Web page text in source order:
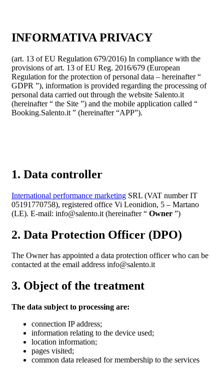
INFORMATIVA PRIVACY
(art. 13 of EU Regulation 679/2016) In compliance with the
provisions of art. 13 of EU Reg. 2016/679 (European
Regulation for the protection of personal data – hereinafter “
GDPR ”), information is provided regarding the processing of
personal data carried out through the website Salento.it
(hereinafter “ the Site ”) and the mobile application called “
Booking.Salento.it ” (hereinafter “APP”).
1. Data controller
International performance marketing SRL (VAT number IT
05191770758), registered office Vi Leonidion, 5 – Martano
(LE). E-mail: info@salento.it (hereinafter “ Owner ”)
2. Data Protection Officer (DPO)
The Owner has appointed a data protection officer who can be
contacted at the email address info@salento.it
3. Object of the treatment
The data subject to processing are:
connection IP address;
information relating to the device used;
location information;
pages visited;
common data released for membership to the services